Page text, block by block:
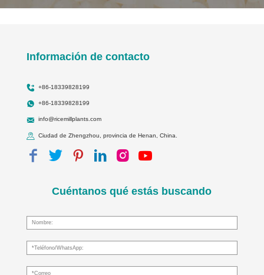
Información de contacto
+86-18339828199
+86-18339828199
info@ricemillplants.com
Ciudad de Zhengzhou, provincia de Henan, China.
Cuéntanos qué estás buscando